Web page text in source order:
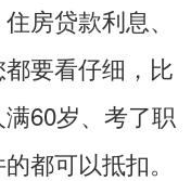
房贷款利息、
要看仔细，比
60岁、考了职
都可以抵扣。